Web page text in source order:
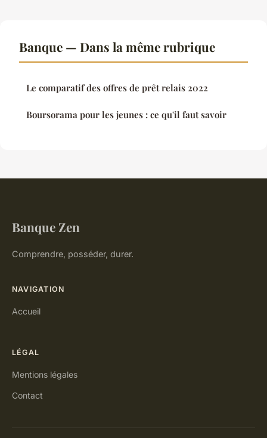
Banque — Dans la même rubrique
Le comparatif des offres de prêt relais 2022
Boursorama pour les jeunes : ce qu'il faut savoir
Banque Zen
Comprendre, posséder, durer.
NAVIGATION
Accueil
LÉGAL
Mentions légales
Contact